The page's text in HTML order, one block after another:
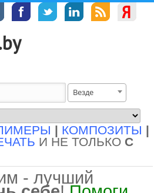
Везде
| КОМПОЗИТЫ |
И НЕ ТОЛЬКО С
- лучший